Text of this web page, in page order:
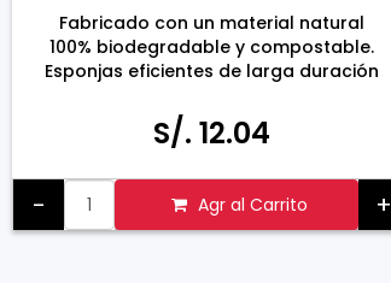
Fabricado con un material natural
100% biodegradable y compostable.
Esponjas eficientes de larga duración
rendimiento duradero. Ideal para
vidrios y espejos. Es una herramienta
y ecológica.
Hecho en Bélgica
S/. 12.04
- Agr al Carrito +